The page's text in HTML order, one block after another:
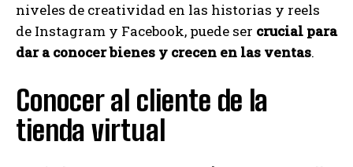
niveles de creatividad en las historias y reels
de Instagram y Facebook, puede ser crucial para
dar a conocer bienes y crecen en las ventas.
Conocer al cliente de la
tienda virtual